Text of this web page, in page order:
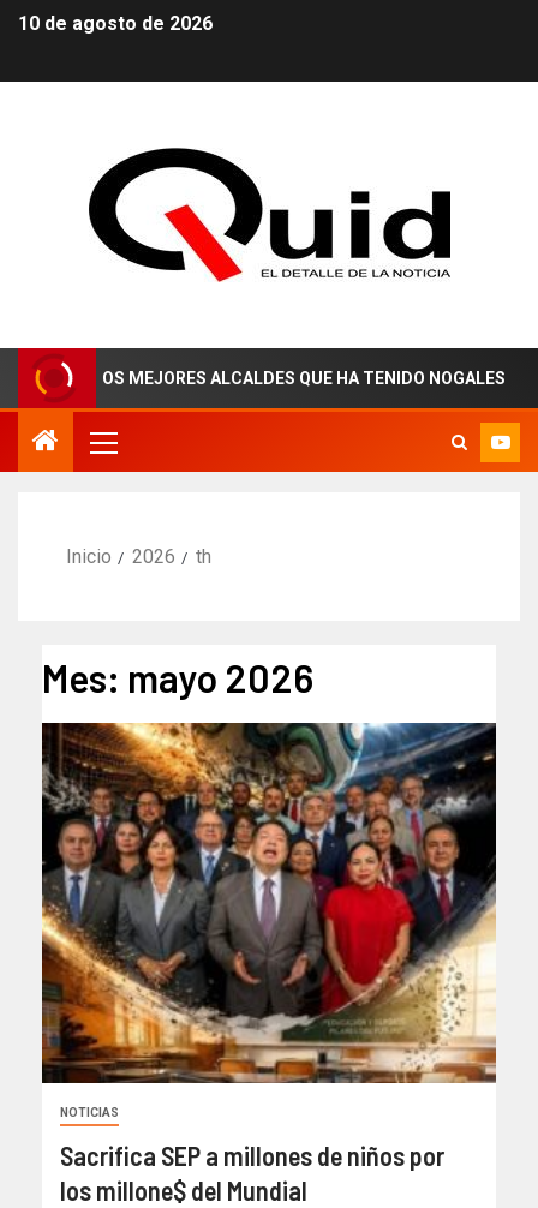
10 de agosto de 2026
DE LOS MEJORES ALCALDES QUE HA TENIDO NOGALES
Inicio 2026 th
Mes: mayo 2026
NOTICIAS
Sacrifica SEP a millones de niños por
los millone$ del Mundial